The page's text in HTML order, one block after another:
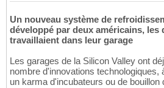
Un nouveau système de
développé par deux américains, les
travaillaient dans leur garage
Les garages de la Silicon Valley ont
nombre d'innovations technologiques,
un karma d'incubateurs ou de bouillon